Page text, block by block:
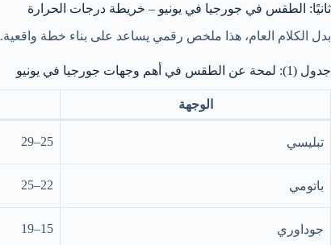
ثانيًا: الطقس في جورجيا في يونيو – خريطة درجات الحرارة
بدل الكلام العام، هذا ملخص رقمي يساعد على بناء خطة واقعية.
جدول (1): لمحة عن الطقس في أهم وجهات جورجيا في يونيو
الوجهة
تبليسي 25–29
باتومي 22–25
جوداوري 15–19